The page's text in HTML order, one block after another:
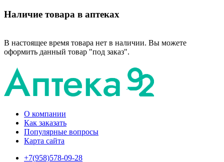
Наличие товара в аптеках
В настоящее время товара нет в наличии. Вы можете
оформить данный товар "под заказ".
О компании
Как заказать
Популярные вопросы
Карта сайта
+7(958)578-09-28